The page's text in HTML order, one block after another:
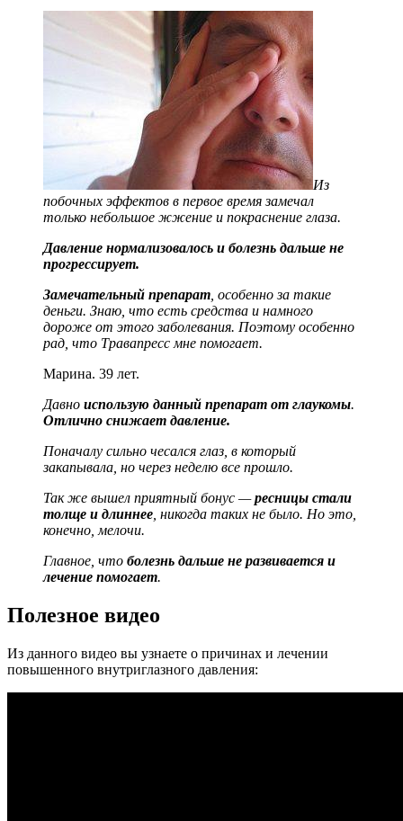
Из
побочных эффектов в первое время замечал
только небольшое жжение и покраснение глаза.
Давление нормализовалось и болезнь дальше не
прогрессирует.
Замечательный препарат , особенно за такие
деньги. Знаю, что есть средства и намного
дороже от этого заболевания. Поэтому особенно
рад, что Травапресс мне помогает.
Марина. 39 лет.
Давно использую данный препарат от глаукомы.
Отлично снижает давление.
Поначалу сильно чесался глаз, в который
закапывала, но через неделю все прошло.
Так же вышел приятный бонус —ресницы стали
толще и длиннее , никогда таких не было. Но это,
конечно, мелочи.
Главное, что болезнь дальше не развивается и
лечение помогает.
Полезное видео
Из данного видео вы узнаете о причинах и лечении
повышенного внутриглазного давления: